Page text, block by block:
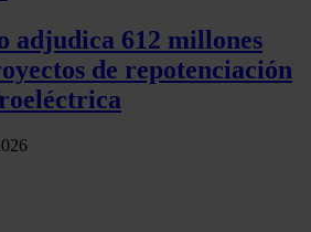
adjudica 612 millones
de repotenciación